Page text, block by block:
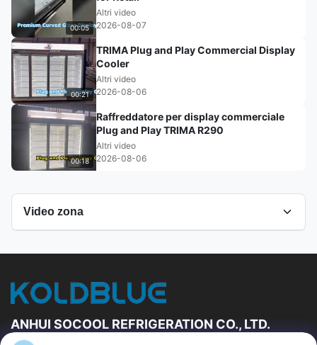
00:05
Altri video
2026-08-07
00:21
TRIMA Plug and Play Commercial Display
Cooler
Altri video
2026-08-06
00:18
Raffreddatore per display commerciale
Plug and Play TRIMA R290
Altri video
2026-08-06
Video zona
ANHUI SOCOOL REFRIGERATION CO., LTD.